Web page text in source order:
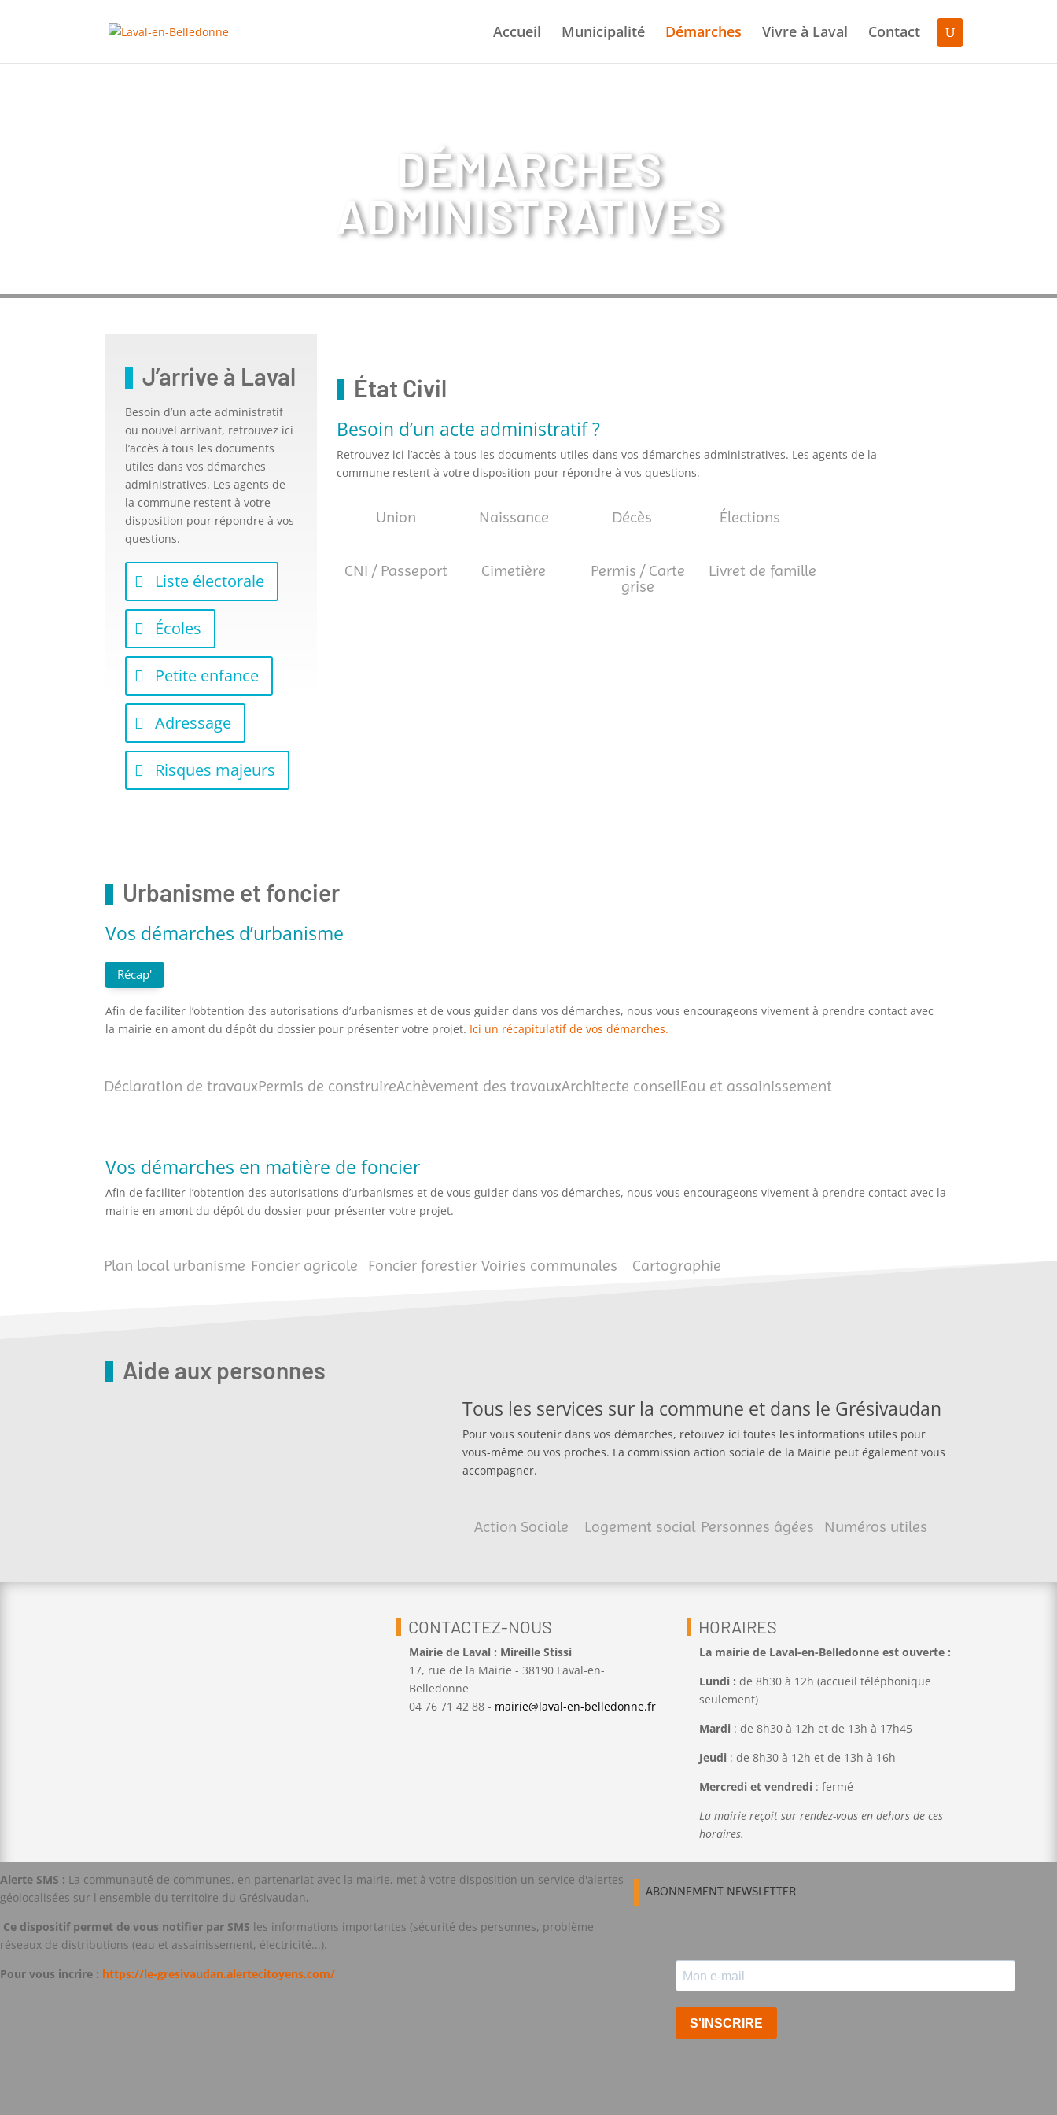
Accueil Municipalité Démarches Vivre à Laval Contact
DÉMARCHES
ADMINISTRATIVES
J’arrive à Laval
Besoin d’un acte administratif
ou nouvel arrivant, retrouvez ici
l’accès à tous les documents
utiles dans vos démarches
administratives. Les agents de
la commune restent à votre
disposition pour répondre à vos
questions.
Liste électorale
Écoles
Petite enfance
Adressage
Risques majeurs
État Civil
Besoin d’un acte administratif ?
Retrouvez ici l’accès à tous les documents utiles dans vos démarches administratives. Les agents de la
commune restent à votre disposition pour répondre à vos questions.
Union Naissance Décès Élections
CNI / Passeport Cimetière
Permis / Carte
grise
Livret de famille
Urbanisme et foncier
Vos démarches d’urbanisme
Récap'
Afin de faciliter l’obtention des autorisations d’urbanismes et de vous guider dans vos démarches, nous vous encourageons vivement à prendre contact avec
la mairie en amont du dépôt du dossier pour présenter votre projet. Ici un récapitulatif de vos démarches.
Déclaration de travauxPermis de construireAchèvement des travauxArchitecte conseilEau et assainissement
Vos démarches en matière de foncier
Afin de faciliter l’obtention des autorisations d’urbanismes et de vous guider dans vos démarches, nous vous encourageons vivement à prendre contact avec la
mairie en amont du dépôt du dossier pour présenter votre projet.
Plan local urbanisme Foncier agricole Foncier forestier Voiries communales Cartographie
Aide aux personnes
Tous les services sur la commune et dans le Grésivaudan
Pour vous soutenir dans vos démarches, retouvez ici toutes les informations utiles pour
vous-même ou vos proches. La commission action sociale de la Mairie peut également vous
accompagner.
Action Sociale Logement social Personnes âgées Numéros utiles
CONTACTEZ-NOUS
Mairie de Laval : Mireille Stissi
17, rue de la Mairie - 38190 Laval-en-
Belledonne
04 76 71 42 88 - mairie@laval-en-belledonne.fr
HORAIRES
La mairie de Laval-en-Belledonne est ouverte:
Lundi : de 8h30 à 12h (accueil téléphonique
seulement)
Mardi: de 8h30 à 12h et de 13h à 17h45
Jeudi: de 8h30 à 12h et de 13h à 16h
Mercredi et vendredi: fermé
La mairie reçoit sur rendez-vous en dehors de ces
horaires.
Alerte SMS : La communauté de communes, en partenariat avec la mairie, met à votre disposition un service d'alertes
géolocalisées sur l'ensemble du territoire du Grésivaudan.
Ce dispositif permet de vous notifier par SMS les informations importantes (sécurité des personnes, problème
réseaux de distributions (eau et assainissement, électricité...).
Pour vous incrire : https://le-gresivaudan.alertecitoyens.com/
ABONNEMENT NEWSLETTER